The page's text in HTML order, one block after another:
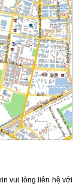
vui lòng liên hệ với